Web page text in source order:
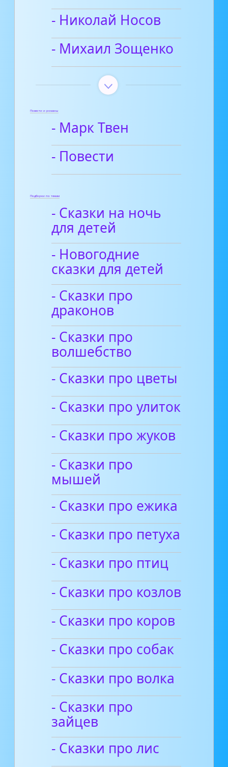
- Николай Носов
- Михаил Зощенко
Повести и романы
- Марк Твен
- Повести
Подборки по темам
- Сказки на ночь
для детей
- Новогодние
сказки для детей
- Сказки про
драконов
- Сказки про
волшебство
- Сказки про цветы
- Сказки про улиток
- Сказки про жуков
- Сказки про
мышей
- Сказки про ежика
- Сказки про петуха
- Сказки про птиц
- Сказки про козлов
- Сказки про коров
- Сказки про собак
- Сказки про волка
- Сказки про
зайцев
- Сказки про лис